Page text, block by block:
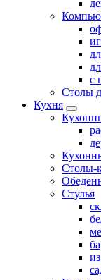
с
Столы
Кухня
Столы-
Стулья